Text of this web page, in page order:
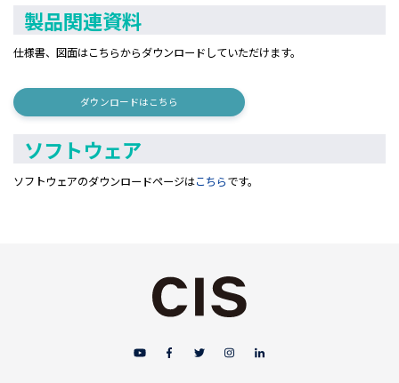
製品関連資料
仕様書、図面はこちらからダウンロードしていただけます。
ダウンロードはこちら
ソフトウェア
ソフトウェアのダウンロードページはこちらです。